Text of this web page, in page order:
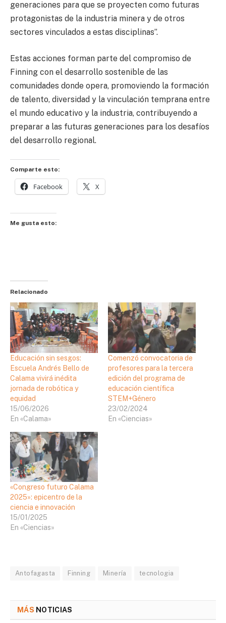
generaciones para que se proyecten como futuras
protagonistas de la industria minera y de otros
sectores vinculados a estas disciplinas”.
Estas acciones forman parte del compromiso de
Finning con el desarrollo sostenible de las
comunidades donde opera, promoviendo la formación
de talento, diversidad y la vinculación temprana entre
el mundo educativo y la industria, contribuyendo a
preparar a las futuras generaciones para los desafíos
del desarrollo regional.
Comparte esto:
Facebook X
Me gusta esto:
Relacionado
Educación sin sesgos:
Escuela Andrés Bello de
Calama vivirá inédita
jornada de robótica y
equidad
15/06/2026
En «Calama»
Comenzó convocatoria de
profesores para la tercera
edición del programa de
educación científica
STEM+Género
23/02/2024
En «Ciencias»
«Congreso futuro Calama
2025»: epicentro de la
ciencia e innovación
15/01/2025
En «Ciencias»
Antofagasta Finning Minería tecnologia
MÁS NOTICIAS